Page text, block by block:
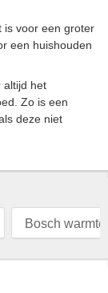
is voor een groter
een huishouden
altijd het
Zo is een
deze niet
Bosch